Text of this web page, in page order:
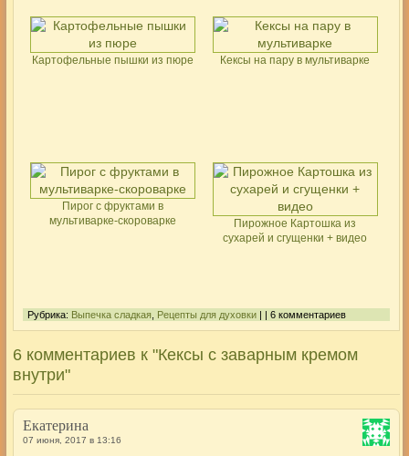
Картофельные пышки из пюре Кексы на пару в мультиварке
Пирог с фруктами в
мультиварке-скороварке
Пирожное Картошка из
сухарей и сгущенки + видео
Рубрика: Выпечка сладкая, Рецепты для духовки| | 6 комментариев
6 комментариев к "Кексы с заварным кремом
внутри"
Екатерина
07 июня, 2017 в 13:16